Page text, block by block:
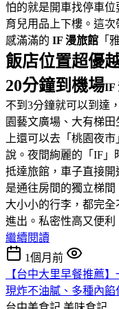
怕的就是開車找停車
育兒用品上下樓。這
感滿滿的 IF 漫旅館 「
飯店位置超優
20分鐘到機場IF
不到3分鐘就可以到達
園藝文廣場、大有梯
上還可以去「桃園夜
說。夜間絢麗的「IF」
抵達旅館，車子直接
是通往房間的獨立梯
大小小的行李，都完
進出。私密性高又便利
繼續閱讀
1個月前
【台中大里早餐推薦
現炸不油膩、多種內